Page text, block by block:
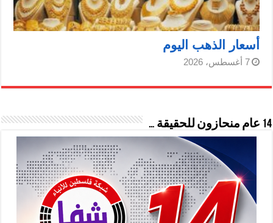
أسعار الذهب اليوم
7 أغسطس، 2026
14 عام منحازون للحقيقة …